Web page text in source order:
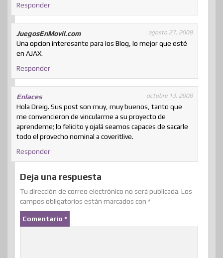
Responder
JuegosEnMovil.com agosto 27, 2008
Una opcion interesante para los Blog, lo mejor que esté
en AJAX.
Responder
Enlaces octubre 13, 2008
Hola Dreig. Sus post son muy, muy buenos, tanto que
me convencieron de vincularme a su proyecto de
aprendeme; lo felicito y ojalá seamos capaces de sacarle
todo el provecho nominal a coveritlive.
Responder
Deja una respuesta
Tu dirección de correo electrónico no será publicada. Los
campos obligatorios están marcados con *
Comentario *